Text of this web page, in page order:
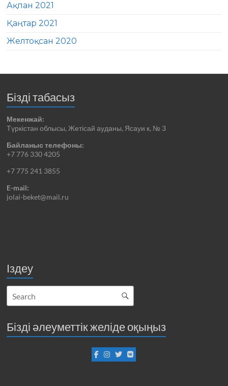
Ақпан 2021
Қаңтар 2021
Желтоқсан 2020
Бізді табасыз
Мекенжай:
Түркістан облысы, Жетісай ауданы, Ясауи к, № 3
Байланыс телефоны:
+7 776 330 4205
+7 775 241 3855
E-mail:
jolai-beket@mail.ru
Іздеу
Бізді әлеуметтік желіде оқыңыз